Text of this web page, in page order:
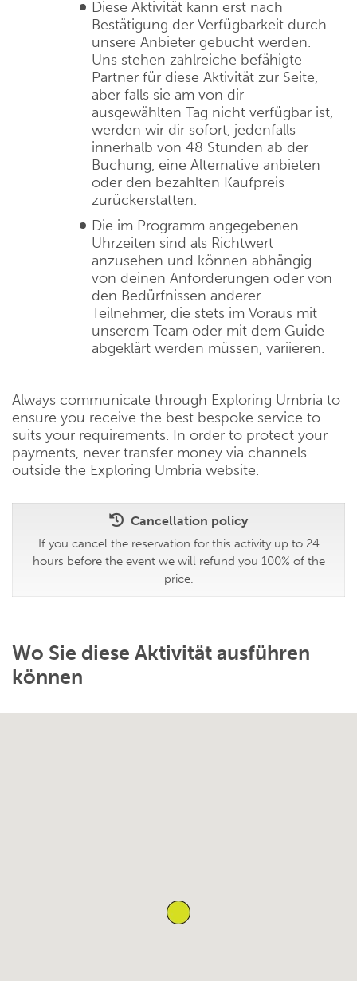
Diese Aktivität kann erst nach
Bestätigung der Verfügbarkeit durch
unsere Anbieter gebucht werden.
Uns stehen zahlreiche befähigte
Partner für diese Aktivität zur Seite,
aber falls sie am von dir
ausgewählten Tag nicht verfügbar ist,
werden wir dir sofort, jedenfalls
innerhalb von 48 Stunden ab der
Buchung, eine Alternative anbieten
oder den bezahlten Kaufpreis
zurückerstatten.
Die im Programm angegebenen
Uhrzeiten sind als Richtwert
anzusehen und können abhängig
von deinen Anforderungen oder von
den Bedürfnissen anderer
Teilnehmer, die stets im Voraus mit
unserem Team oder mit dem Guide
abgeklärt werden müssen, variieren.
Always communicate through Exploring Umbria to
ensure you receive the best bespoke service to
suits your requirements. In order to protect your
payments, never transfer money via channels
outside the Exploring Umbria website.
Cancellation policy
If you cancel the reservation for this activity up to 24
hours before the event we will refund you 100% of the
price.
Wo Sie diese Aktivität ausführen
können